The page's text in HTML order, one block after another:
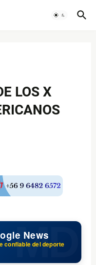
LOS X
News
confiable del deporte